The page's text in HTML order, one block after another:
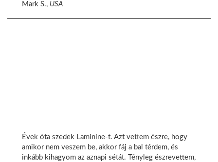
Mark S., USA
Évek óta szedek Laminine-t. Azt vettem észre, hogy
amikor nem veszem be, akkor fáj a bal térdem, és
inkább kihagyom az aznapi sétát. Tényleg észrevettem,